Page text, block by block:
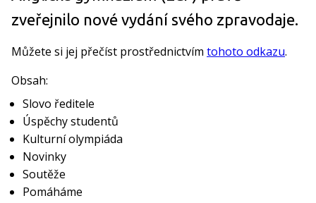
zveřejnilo nové vydání svého zpravodaje.
Můžete si jej přečíst prostřednictvím tohoto odkazu.
Obsah:
Slovo ředitele
Úspěchy studentů
Kulturní olympiáda
Novinky
Soutěže
Pomáháme